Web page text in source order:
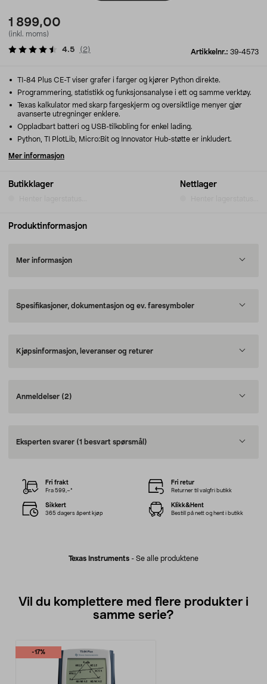
1 899,00
(inkl. moms)
Artikkelnr.: 39-4573
4.5 ( 2)
Butikklager Nettlager
TI-84 Plus CE-T viser grafer i farger og kjører Python direkte.
Programmering, statistikk og funksjonsanalyse i ett og samme verktøy.
Texas kalkulator med skarp fargeskjerm og oversiktlige menyer gjør
avanserte utregninger enklere.
Oppladbart batteri og USB-tilkobling for enkel lading.
Python, TI PlotLib, Micro:Bit og Innovator Hub-støtte er inkludert.
Mer informasjon
Produktinformasjon
Mer informasjon
Spesifikasjoner, dokumentasjon og ev. faresymboler
Kjøpsinformasjon, leveranser og returer
Anmeldelser (2)
Eksperten svarer (1 besvart spørsmål)
Texas Instruments - Se alle produktene
Fri frakt
Fra 599,–*
Fri retur
Returner til valgfri butikk
Sikkert
365 dagers åpent kjøp
Klikk&Hent
Bestill på nett og hent i butikk
Vil du komplettere med flere produkter i
samme serie?
-17%